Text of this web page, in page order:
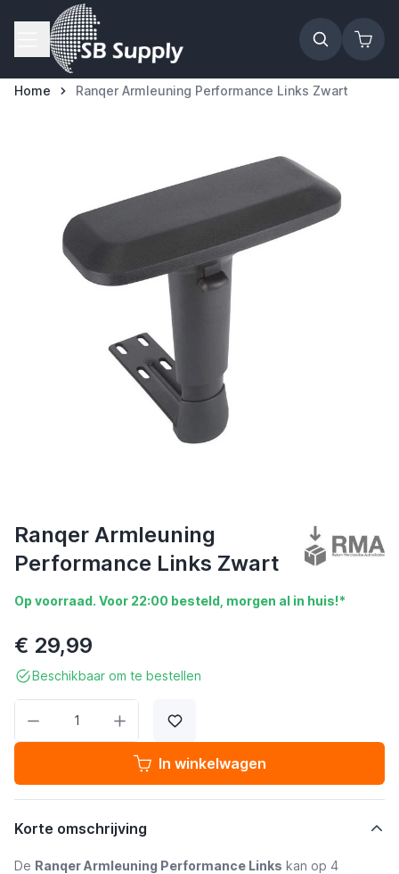
Ga naar de inhoud
Home Ranqer Armleuning Performance Links Zwart
Ranqer Armleuning
Performance Links Zwart
Op voorraad. Voor 22:00 besteld, morgen al in huis!*
€ 29,99
Beschikbaar om te bestellen
In winkelwagen
Korte omschrijving
De Ranqer Armleuning Performance Links kan op 4